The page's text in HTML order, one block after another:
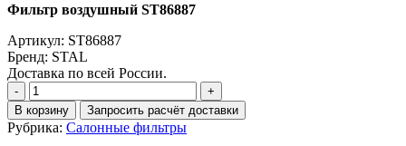
Фильтр воздушный ST86887
Артикул: ST86887
Бренд: STAL
Доставка по всей России.
Количество
Фильтр
воздушный
ST86887
В корзину Запросить расчёт доставки
Рубрика: Салонные фильтры